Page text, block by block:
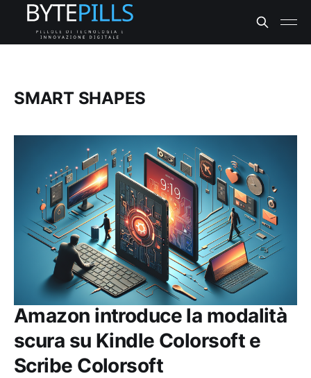
SMART SHAPES
Amazon introduce la modalità
scura su Kindle Colorsoft e
Scribe Colorsoft